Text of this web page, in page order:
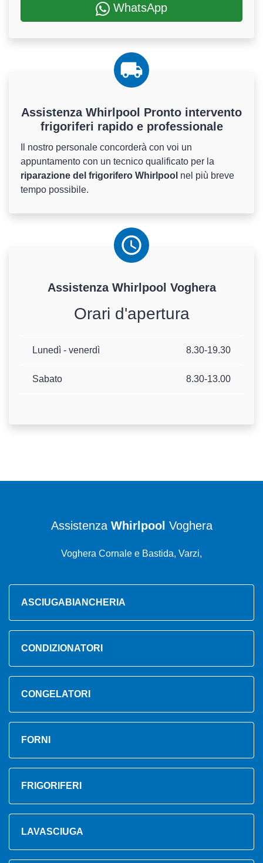
WhatsApp
Assistenza Whirlpool Pronto intervento
frigoriferi rapido e professionale
Il nostro personale concorderà con voi un
appuntamento con un tecnico qualificato per la
riparazione del frigorifero Whirlpool nel più breve
tempo possibile.
Assistenza Whirlpool Voghera
Orari d'apertura
Lunedì - venerdì 8.30-19.30
Sabato 8.30-13.00
Assistenza Whirlpool Voghera
Voghera Cornale e Bastida, Varzi,
ASCIUGABIANCHERIA
CONDIZIONATORI
CONGELATORI
FORNI
FRIGORIFERI
LAVASCIUGA